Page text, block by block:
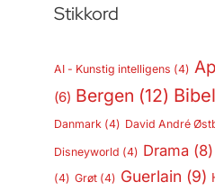
Stikkord
AI - Kunstig intelligens (4)
(6) Bergen (12)
Danmark (4) David André
Disneyworld (4) Drama (8)
(4) Grøt(4) Guerlain (9)